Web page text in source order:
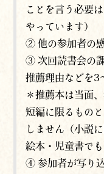
ことを言う必要
やっています）
② 他の参加者の
③ 次回読書会の
推薦理由などを3
＊推薦本は当面
短編に限るもの
しません（小説
絵本・児童書でも
④ 参加者が写り